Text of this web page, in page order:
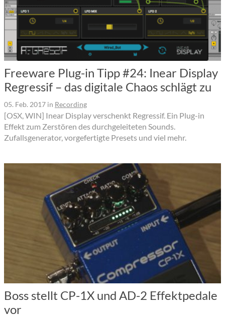
Freeware Plug-in Tipp #24: Inear Display
Regressif – das digitale Chaos schlägt zu
05. Feb. 2017 in Recording
[OSX, WIN] Inear Display verschenkt Regressif. Ein Plug-in
Effekt zum Zerstören des durchgeleiteten Sounds.
Zufallsgenerator, vorgefertigte Presets und viel mehr.
Boss stellt CP-1X und AD-2 Effektpedale
vor